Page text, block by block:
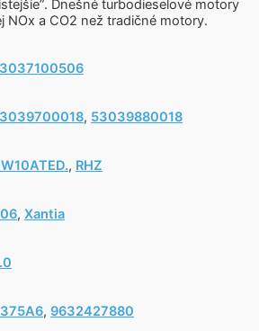
Dnešné turbodieselové motory
NOx a CO2 než tradičné motory.
, 53039880018
, RHZ
, Xantia
, 9632427880